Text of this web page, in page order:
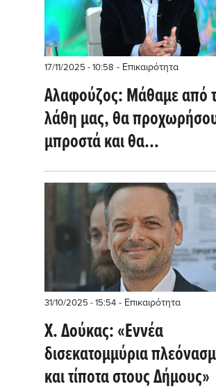
17/11/2025 - 10:58 - Επικαιρότητα
Αλαφούζος: Μάθαμε από
λάθη μας, θα
μπροστά και θα
αναγεννηθούμε
31/10/2025 - 15:54 - Επικαιρότητα
Χ. Δούκας: «Εννέα
δισεκατομμύρια
και τίποτα στους Δήμους»